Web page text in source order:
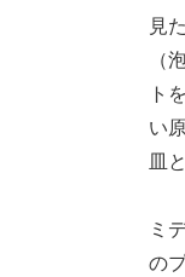
見
（
ト
い
皿
ミ
の